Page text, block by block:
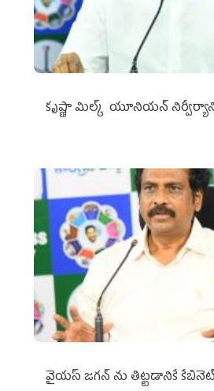
కృష్ణా మిల్క్‌ యూనియన్‌ నిర్వీర్యానికి
వైయ‌స్ జగన్‌ ను తిట్టడానికే